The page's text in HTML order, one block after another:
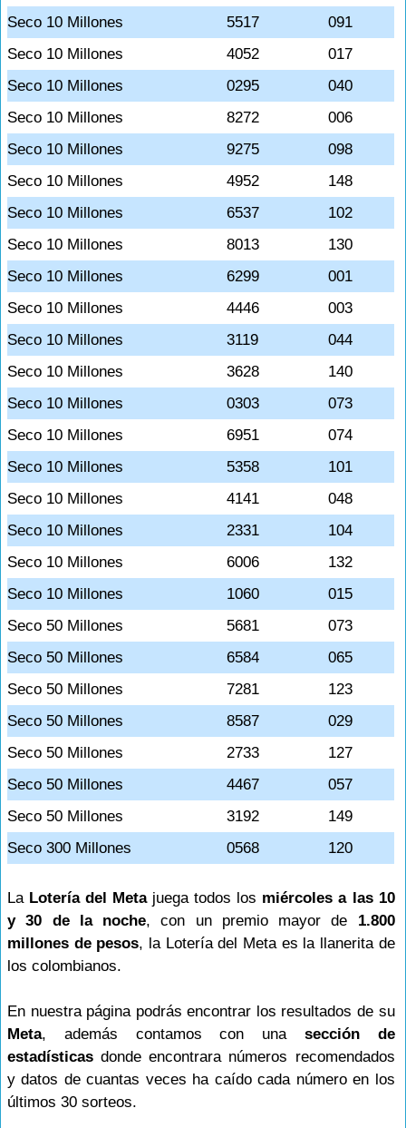
Seco 10 Millones
5517
091
Seco 10 Millones
4052
017
Seco 10 Millones
0295
040
Seco 10 Millones
8272
006
Seco 10 Millones
9275
098
Seco 10 Millones
4952
148
Seco 10 Millones
6537
102
Seco 10 Millones
8013
130
Seco 10 Millones
6299
001
Seco 10 Millones
4446
003
Seco 10 Millones
3119
044
Seco 10 Millones
3628
140
Seco 10 Millones
0303
073
Seco 10 Millones
6951
074
Seco 10 Millones
5358
101
Seco 10 Millones
4141
048
Seco 10 Millones
2331
104
Seco 10 Millones
6006
132
Seco 10 Millones
1060
015
Seco 50 Millones
5681
073
Seco 50 Millones
6584
065
Seco 50 Millones
7281
123
Seco 50 Millones
8587
029
Seco 50 Millones
2733
127
Seco 50 Millones
4467
057
Seco 50 Millones
3192
149
Seco 300 Millones
0568 120
La Lotería del Metajuega todos los miércoles a las 10
y 30 de la noche, con un premio mayor de 1.800
millones de pesos, la Lotería del Meta es la llanerita de
los colombianos.
En nuestra página podrás encontrar los resultados de su
Meta, además contamos con una sección de
estadísticas donde encontrara números recomendados
y datos de cuantas veces ha caído cada número en los
últimos 30 sorteos.